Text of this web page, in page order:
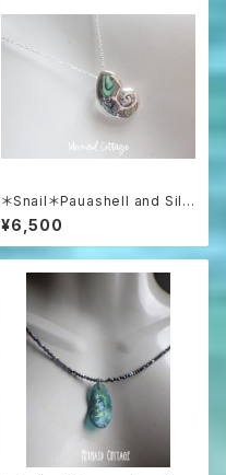
＊Snail＊Pauashell and Silv
er 925 シルバー925とパウア
シェルの巻貝ネックレス
¥6,500